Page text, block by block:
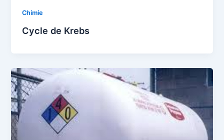
Chimie
Cycle de Krebs